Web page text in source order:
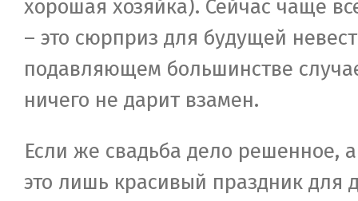
хорошая хозяйка). Сейчас чаще
– это сюрприз для будущей
подавляющем большинстве
ничего не дарит взамен.
Если же свадьба дело решенное,
это лишь красивый праздник для